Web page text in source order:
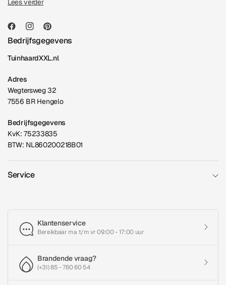
Lees verder
Bedrijfsgegevens
TuinhaardXXL.nl
Adres
Wegtersweg 32
7556 BR Hengelo
Bedrijfsgegevens
KvK: 75233835
BTW: NL860200218B01
Service
Klantenservice
Bereikbaar ma t/m vr 09:00 - 17:00 uur
Brandende vraag?
(+31) 85 - 760 60 54